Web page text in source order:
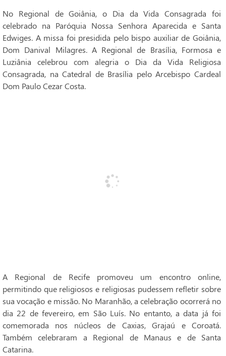
No Regional de Goiânia, o Dia da Vida Consagrada foi
celebrado na Paróquia Nossa Senhora Aparecida e Santa
Edwiges. A missa foi presidida pelo bispo auxiliar de Goiânia,
Dom Danival Milagres. A Regional de Brasília, Formosa e
Luziânia celebrou com alegria o Dia da Vida Religiosa
Consagrada, na Catedral de Brasília pelo Arcebispo Cardeal
Dom Paulo Cezar Costa.
A Regional de Recife promoveu um encontro online,
permitindo que religiosos e religiosas pudessem refletir sobre
sua vocação e missão. No Maranhão, a celebração ocorrerá no
dia 22 de fevereiro, em São Luís. No entanto, a data já foi
comemorada nos núcleos de Caxias, Grajaú e Coroatá.
Também celebraram a Regional de Manaus e de Santa
Catarina.